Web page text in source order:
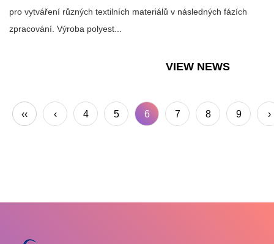
pro vytváření různých textilních materiálů v následných fázích
zpracování. Výroba polyest...
VIEW NEWS
‹‹ ‹ 4 5 6 7 8 9 ›